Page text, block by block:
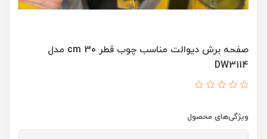
صفحه برش دیوالت مناسب چوب قطر 30 cm مدل
DW3114
ویژگی‌های محصول